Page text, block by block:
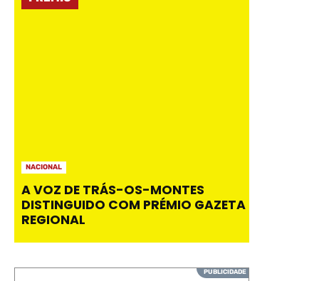
NACIONAL
A VOZ DE TRÁS-OS-MONTES
DISTINGUIDO COM PRÉMIO GAZETA
REGIONAL